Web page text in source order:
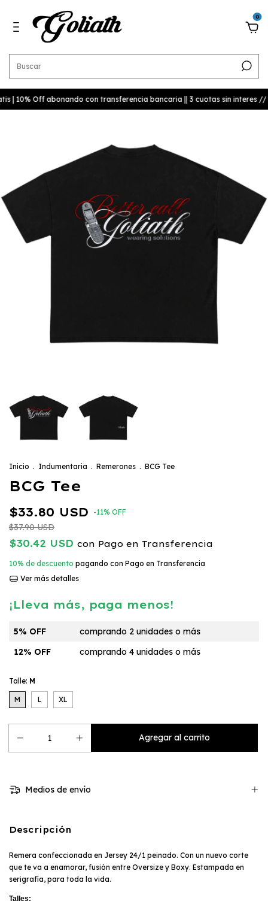
0
| 10% Off abonando con transferencia bancaria || 3 cuotas sin interes
Inicio . Indumentaria . Remerones . BCG Tee
BCG Tee
$33.80 USD -11% OFF
$37.90 USD
$30.42 USD con Pago en Transferencia
10% de descuento pagando con Pago en Transferencia
Ver más detalles
¡Lleva más, paga menos!
5% OFF
comprando 2 unidades o más
12% OFF
comprando 4 unidades o más
Talle: M
M L XL
Medios de envío
Descripción
Remera confeccionada en Jersey 24/1 peinado. Con un nuevo corte
que te va a enamorar, fusión entre Oversize y Boxy. Estampada en
serigrafía, para toda la vida.
Talles: